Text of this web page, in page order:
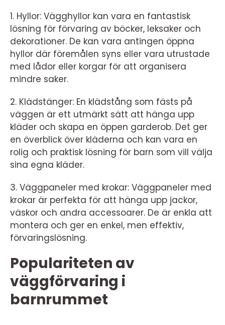
1. Hyllor: Vägghyllor kan vara en fantastisk
lösning för förvaring av böcker, leksaker och
dekorationer. De kan vara antingen öppna
hyllor där föremålen syns eller vara utrustade
med lådor eller korgar för att organisera
mindre saker.
2. Klädstänger: En klädstång som fästs på
väggen är ett utmärkt sätt att hänga upp
kläder och skapa en öppen garderob. Det ger
en överblick över kläderna och kan vara en
rolig och praktisk lösning för barn som vill välja
sina egna kläder.
3. Väggpaneler med krokar: Väggpaneler med
krokar är perfekta för att hänga upp jackor,
väskor och andra accessoarer. De är enkla att
montera och ger en enkel, men effektiv,
förvaringslösning.
Populariteten av
väggförvaring i
barnrummet